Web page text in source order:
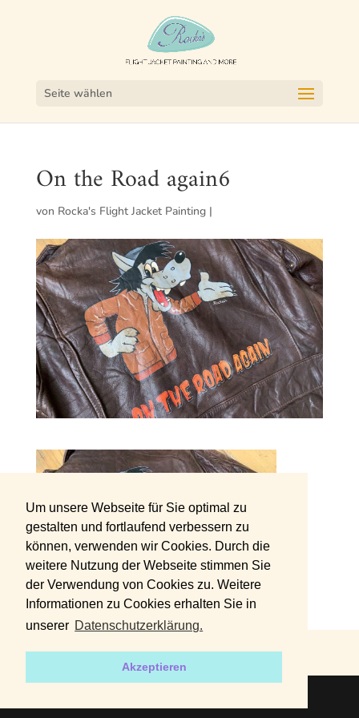
Um unsere Webseite für Sie optimal zu
gestalten und fortlaufend verbessern zu
können, verwenden wir Cookies. Durch die
weitere Nutzung der Webseite stimmen Sie
der Verwendung von Cookies zu. Weitere
Informationen zu Cookies erhalten Sie in
unserer Datenschutzerklärung.
Akzeptieren
Seite wählen
On the Road again6
von Rocka's Flight Jacket Painting|
DATENSCHUTZERKLÄRUNG IMPRESSUM